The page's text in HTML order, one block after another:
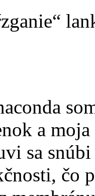
a
sa snúbi
čo